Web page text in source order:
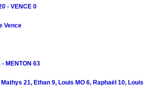
- VENCE 0
Vence
MENTON 63
21, Ethan 9, Louis MO 6, Raphaël 10,